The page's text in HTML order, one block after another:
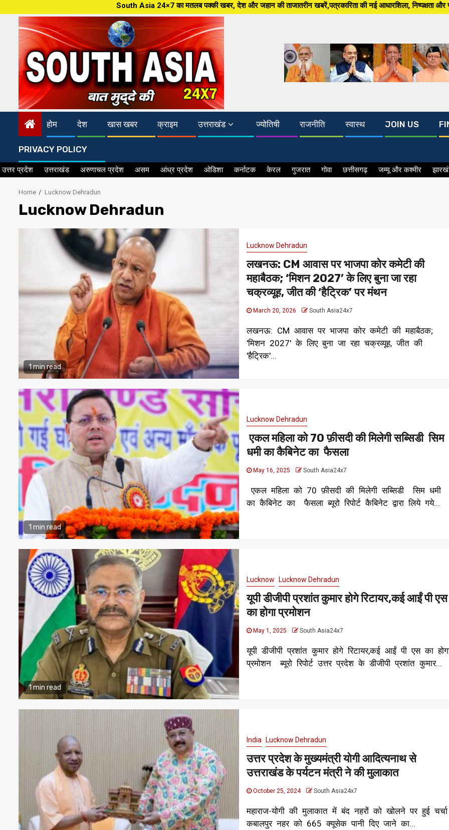
to
content
South Asia 24×7 का मतलब पक्की खबर, देश और जहान की ताजातरीन खबरें,पत्रकारिता की नई आधारशिला, निष्पक्षता और पारदर्शिता अब,
होम देश खास खबर क्राइम उत्तराखंड ज्योतिषी राजनीति स्वास्थ JOIN US
PRIVACY POLICY
उत्तर प्रदेश उत्तराखंड अरुणाचल प्रदेश असम आंध्र प्रदेश ओडिशा कर्नाटक केरल गुजरात गोवा छत्तीसगढ़ जम्मू और कश्मीर
Home Lucknow Dehradun
Lucknow Dehradun
1 min read
Lucknow Dehradun
लखनऊ: CM आवास पर भाजपा कोर कमेटी की
महाबैठक; ‘मिशन 2027’ के लिए बुना जा रहा
चक्रव्यूह, जीत की ‘हैट्रिक’ पर मंथन
March 20, 2026 South Asia24x7
लखनऊ: CM आवास पर भाजपा कोर कमेटी की महाबैठक;
'मिशन 2027' के लिए बुना जा रहा चक्रव्यूह, जीत की
'हैट्रिक'...
1 min read
Lucknow Dehradun
एकल महिला को 70 फ़ीसदी की मिलेगी सब्सिडी सिम
धमी का कैबिनेट का फैसला
May 16, 2025 South Asia24x7
एकल महिला को 70 फ़ीसदी की मिलेगी सब्सिडी सिम धमी
का कैबिनेट का फैसला ब्यूरो रिपोर्ट कैबिनेट द्वारा लिये गये...
1 min read
Lucknow Lucknow Dehradun
यूपी डीजीपी प्रशांत कुमार होगे रिटायर,कई आईं पी एस
का होगा प्रमोशन
May 1, 2025 South Asia24x7
यूपी डीजीपी प्रशांत कुमार होगे रिटायर,कई आईं पी एस का
प्रमोशन ब्यूरो रिपोर्ट उत्तर प्रदेश के डीजीपी प्रशांत कुमार...
India Lucknow Dehradun
उत्तर प्रदेश के मुख्यमंत्री योगी आदित्यनाथ से
उत्तराखंड के पर्यटन मंत्री ने की मुलाकात
October 25, 2024 South Asia24x7
महाराज-योगी की मुलाकात में बंद नहरों को खोलने पर हुई चर्चा
कबालपुर नहर को 665 क्यूसेक पानी दिए जाने का...